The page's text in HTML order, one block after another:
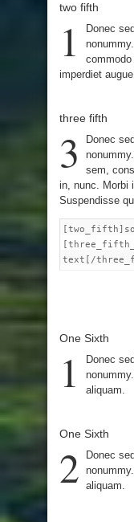
two fifth
1
Donec
imperdiet
three fifth
3
Donec
sem,
in, nunc. Morbi
Suspendisse
text[/
One Sixth
1
Donec
aliquam.
One Sixth
2
Donec
aliquam.